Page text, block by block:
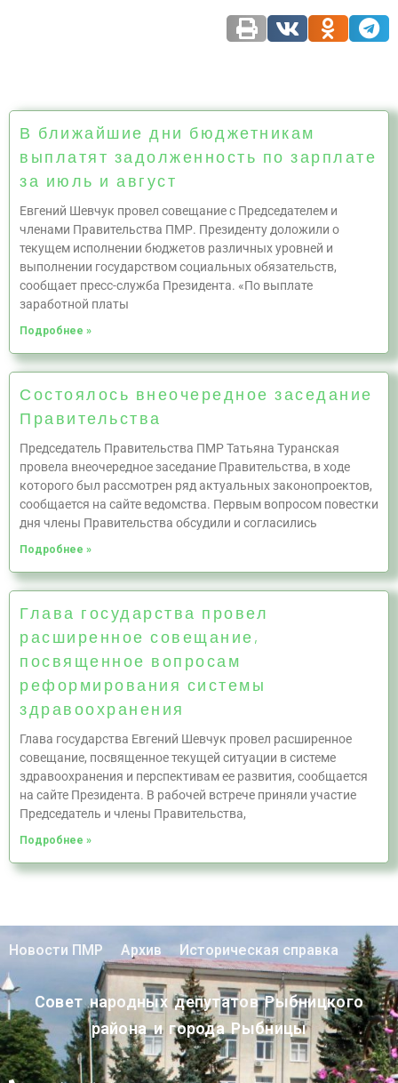
В ближайшие дни бюджетникам
выплатят задолженность по зарплате
за июль и август
Евгений Шевчук провел совещание с Председателем и
членами Правительства ПМР. Президенту доложили о
текущем исполнении бюджетов различных уровней и
выполнении государством социальных обязательств,
сообщает пресс-служба Президента. «По выплате
заработной платы
Подробнее »
Состоялось внеочередное заседание
Правительства
Председатель Правительства ПМР Татьяна Туранская
провела внеочередное заседание Правительства, в ходе
которого был рассмотрен ряд актуальных законопроектов,
сообщается на сайте ведомства. Первым вопросом повестки
дня члены Правительства обсудили и согласились
Подробнее »
Глава государства провел
расширенное совещание,
посвященное вопросам
реформирования системы
здравоохранения
Глава государства Евгений Шевчук провел расширенное
совещание, посвященное текущей ситуации в системе
здравоохранения и перспективам ее развития, сообщается
на сайте Президента. В рабочей встрече приняли участие
Председатель и члены Правительства,
Подробнее »
Новости ПМР Архив Историческая справка
Совет народных депутатов Рыбницкого
района и города Рыбницы